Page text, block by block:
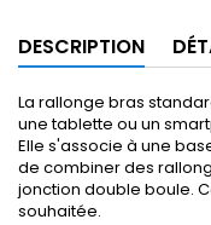
DESCRIPTION
La rallonge bras
une tablette ou un
Elle s'associe à une
de combiner des
jonction double boule.
souhaitée.